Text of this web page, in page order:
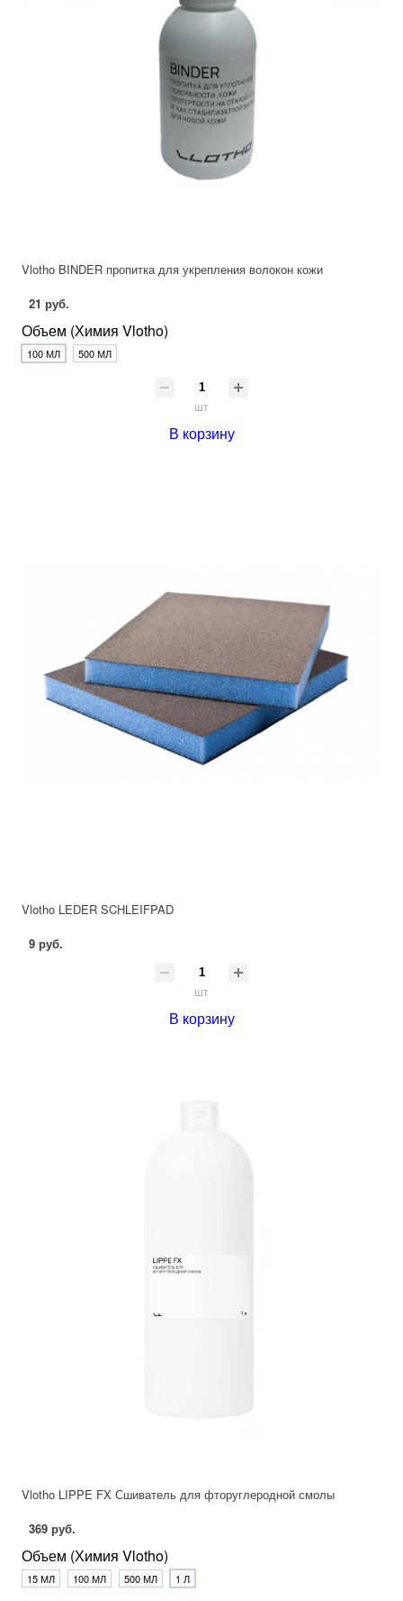
Vlotho BINDER пропитка для укрепления волокон кожи
21 руб.
Объем (Химия Vlotho)
100 МЛ 500 МЛ
шт
В корзину
Vlotho LEDER SCHLEIFPAD
9 руб.
шт
В корзину
Vlotho LIPPE FX Сшиватель для фторуглеродной смолы
369 руб.
Объем (Химия Vlotho)
15 МЛ 100 МЛ 500 МЛ 1 Л